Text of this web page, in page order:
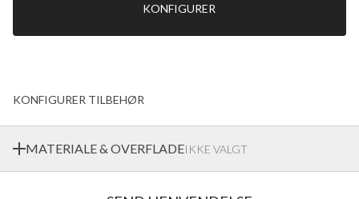
KONFIGURER
KONFIGURER TILBEHØR
MATERIALE & OVERFLADEIKKE VALGT